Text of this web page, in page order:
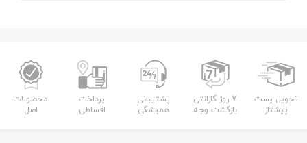
تحویل پست
پیشتاز
7 روز گارانتی
بازگشت وجه
پشتیبانی
همیشگی
پرداخت
اقساطی
محصولات
اصل